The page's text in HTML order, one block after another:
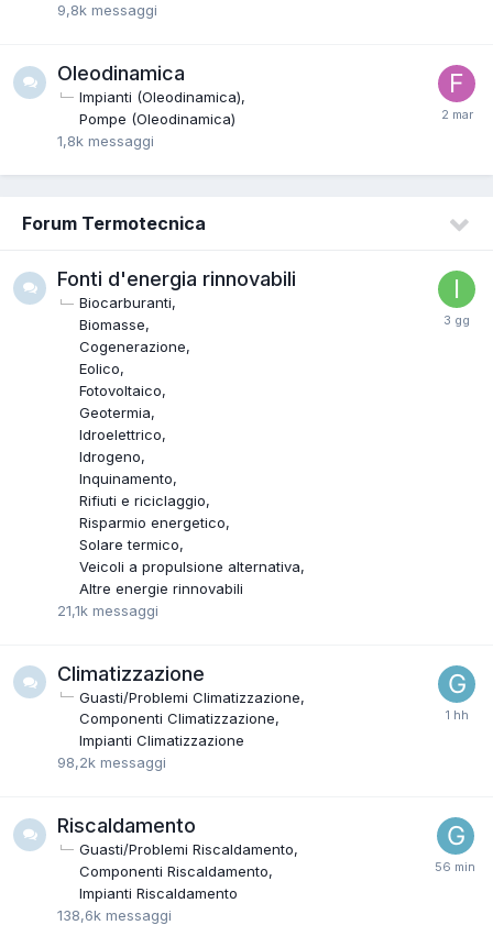
9,8k messaggi
Oleodinamica
Impianti (Oleodinamica)
Pompe (Oleodinamica)
1,8k messaggi
Forum Termotecnica
Fonti d'energia rinnovabili
Biocarburanti
Biomasse
Cogenerazione
Eolico
Fotovoltaico
Geotermia
Idroelettrico
Idrogeno
Inquinamento
Rifiuti e riciclaggio
Risparmio energetico
Solare termico
Veicoli a propulsione alternativa
Altre energie rinnovabili
21,1k messaggi
Climatizzazione
Guasti/Problemi Climatizzazione
Componenti Climatizzazione
Impianti Climatizzazione
98,2k messaggi
Riscaldamento
Guasti/Problemi Riscaldamento
Componenti Riscaldamento
Impianti Riscaldamento
138,6k messaggi